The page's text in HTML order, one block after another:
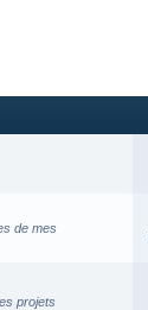
de mes
projets